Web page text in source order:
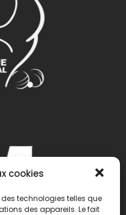
cookies
des technologies telles que
des appareils. Le fait